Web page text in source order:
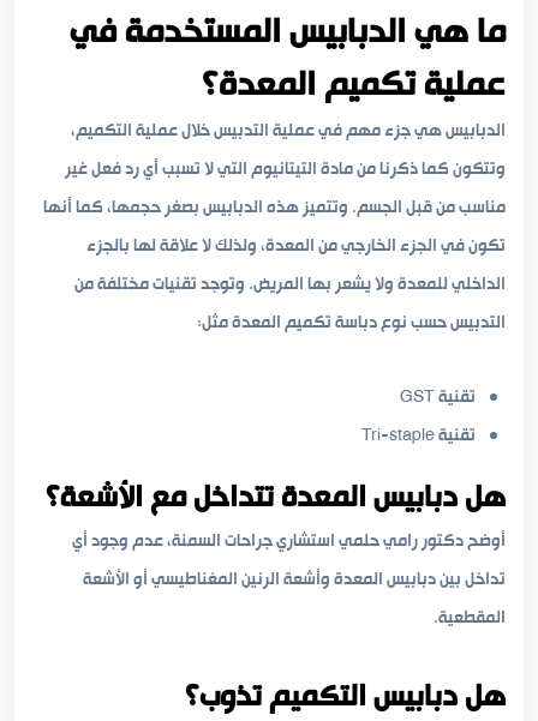
ما هي الدبابيس المستخدمة في
عملية تكميم المعدة؟
الدبابيس هي جزء مهم في عملية التدبيس خلال عملية التكميم،
وتتكون كما ذكرنا من مادة التيتانيوم التي لا تسبب أي رد فعل غير
مناسب من قبل الجسم. وتتميز هذه الدبابيس بصغر حجمها، كما أنها
تكون في الجزء الخارجي من المعدة، ولذلك لا علاقة لها بالجزء
الداخلي للمعدة ولا يشعر بها المريض. وتوجد تقنيات مختلفة من
التدبيس حسب نوع دباسة تكميم المعدة مثل:
تقنية GST
تقنية Tri-staple
هل دبابيس المعدة تتداخل مع الأشعة؟
أوضح دكتور رامي حلمي استشاري جراحات السمنة، عدم وجود أي
تداخل بين دبابيس المعدة وأشعة الرنين المغناطيسي أو الأشعة
المقطعية.
هل دبابيس التكميم تذوب؟